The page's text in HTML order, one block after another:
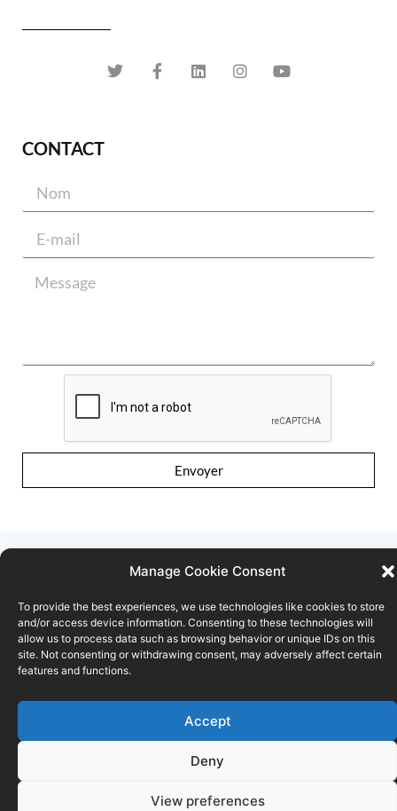
Manage Cookie Consent
To provide the best experiences, we use technologies like cookies to store
and/or access device information. Consenting to these technologies will
allow us to process data such as browsing behavior or unique IDs on this
site. Not consenting or withdrawing consent, may adversely affect certain
features and functions.
Accept
Deny
View preferences
CONTACT
Envoyer
Conditions d’utilisation Déclaration de confidentialité
Politique de cookies
© SPF ÉCONOMIE